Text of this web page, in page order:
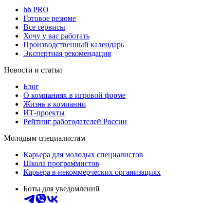
hh PRO
Готовое резюме
Все сервисы
Хочу у вас работать
Производственный календарь
Экспертная рекомендация
Новости и статьи
Блог
О компаниях в игровой форме
Жизнь в компании
ИТ-проекты
Рейтинг работодателей России
Молодым специалистам
Карьера для молодых специалистов
Школа программистов
Карьера в некоммерческих организациях
Боты для уведомлений